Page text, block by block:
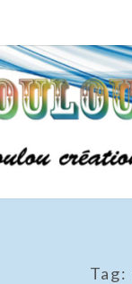
content
Tag: